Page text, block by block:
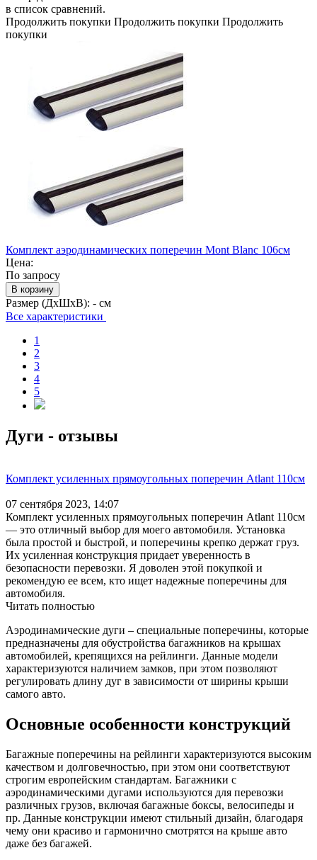
в список сравнений.
Продолжить покупки Продолжить покупки Продолжить
покупки
Комплект аэродинамических поперечин Mont Blanc 106см
Цена:
По запросу
В корзину
Размер (ДхШхВ): - см
Все характеристики
1
2
3
4
5
Дуги - отзывы
Комплект усиленных прямоугольных поперечин Atlant 110см
07 сентября 2023, 14:07
Комплект усиленных прямоугольных поперечин Atlant 110см
— это отличный выбор для моего автомобиля. Установка
была простой и быстрой, и поперечины крепко держат груз.
Их усиленная конструкция придает уверенность в
безопасности перевозки. Я доволен этой покупкой и
рекомендую ее всем, кто ищет надежные поперечины для
автомобиля.
Читать полностью
Аэродинамические дуги – специальные поперечины, которые
предназначены для обустройства багажников на крышах
автомобилей, крепящихся на рейлинги. Данные модели
характеризуются наличием замков, при этом позволяют
регулировать длину дуг в зависимости от ширины крыши
самого авто.
Основные особенности конструкций
Багажные поперечины на рейлинги характеризуются высоким
качеством и долговечностью, при этом они соответствуют
строгим европейским стандартам. Багажники с
аэродинамическими дугами используются для перевозки
различных грузов, включая багажные боксы, велосипеды и
пр. Данные конструкции имеют стильный дизайн, благодаря
чему они красиво и гармонично смотрятся на крыше авто
даже без багажей.